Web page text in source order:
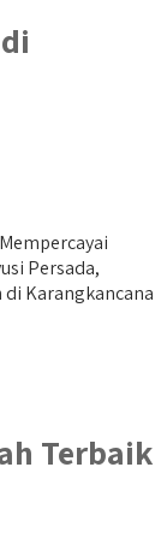
Persada,
Karangkancana
Terbaik